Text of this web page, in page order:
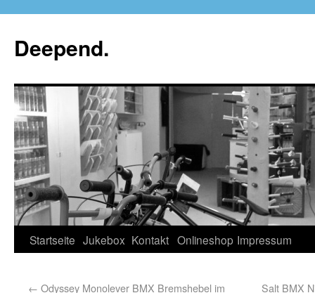
Deepend.
Startseite Jukebox Kontakt Onlineshop Impressum
← Odyssey Monolever BMX Bremshebel im
Salt BMX